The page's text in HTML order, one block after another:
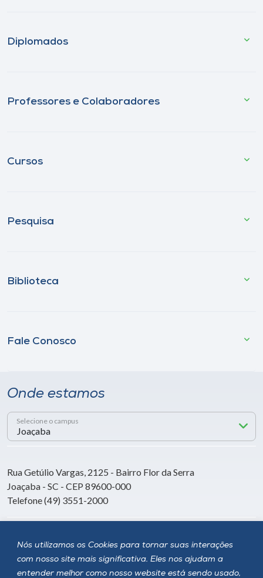
Nós utilizamos os Cookies para tornar suas interações
com nosso site mais significativa. Eles nos ajudam a
entender melhor como nosso website está sendo usado,
Diplomados
Professores e Colaboradores
Cursos
Pesquisa
Biblioteca
Fale Conosco
Onde estamos
Selecione o campus
Rua Getúlio Vargas, 2125 - Bairro Flor da Serra
Joaçaba - SC - CEP 89600-000
Telefone (49) 3551-2000
Siga a Unoesc